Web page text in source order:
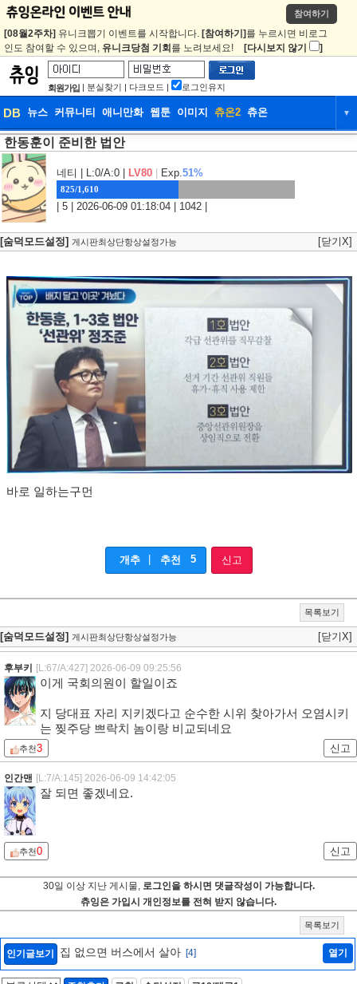
참여하기
[08월2주차] 유니크뽑기 이벤트를 시작합니다. [참여하기] 를 누르시면 비로그
인도 참여할 수 있으며, 유니크당첨 기회 를 노려보세요! [다시보지 않기 ]
회원가입 | 분실찾기 | 다크모드 | 로그인유지
DB 뉴스 커뮤니티 애니만화 웹툰 이미지 츄온2 츄온 ▼
DB
웹툰 이미지
한동훈이 준비한 법안
네티 | L:0/A:0 | LV80 Exp.51%
825/1,610
| 5 | 2026-06-09 01:18:04 | 1042 |
[숨덕모드설정] 게시판최상단항상설정가능 [닫기X]
바로 일하는구먼
개추 추천 5 신고
목록보기
[숨덕모드설정] 게시판최상단항상설정가능 [닫기X]
후부키 [L:67/A:427] 2026-06-09 09:25:56
이게 국회의원이 할일이죠
지 당대표 자리 지키겠다고 순수한 시위 찾아가서 오염시키
는 찢주당 쁘락치 놈이랑 비교되네요
추천3 신고
인간맨 [L:7/A:145] 2026-06-09 14:42:05
잘 되면 좋겠네요.
추천0 신고
30일 이상 지난 게시물, 로그인을 하시면 댓글작성이 가능합니다.
츄잉은 가입시 개인정보를 전혀 받지 않습니다.
목록보기
인기글보기 집 없으면 버스에서 살아 [4] 열기